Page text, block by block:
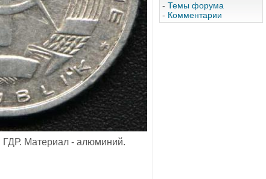
ГДР. Материал - алюминий.
- Темы форума
- Комментарии